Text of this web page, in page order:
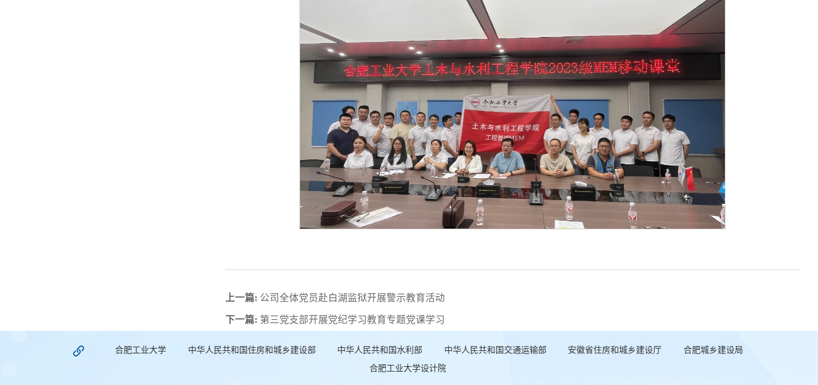
上一篇: 公司全体党员赴白湖监狱开展警示教育活动
下一篇: 第三党支部开展党纪学习教育专题党课学习
合肥工业大学 中华人民共和国住房和城乡建设部 中华人民共和国水利部 中华人民共和国交通运输部 安徽省住房和城乡建设厅
合肥城乡建设局
合肥工业大学设计院